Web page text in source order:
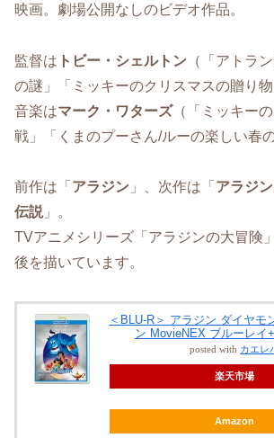
映画。劇場公開なしのビデオ作品。
監督は トビー・シェルトン （「アトラ
の謎」「ミッキーのクリスマスの贈り物
音楽はマーク・ワターズ（「ミッキー
戦」「くまのプーさん/ルーの楽しい春
前作は「 アラジン 」、次作は「 アラジ
伝説 」。
TVアニメシリーズ「アラジンの大冒険
後を描いています。
＜BLU-R＞ アラジン ダイヤモ
ン MovieNEX ブルーレイ
posted with カエレ
楽天市場
Amazon